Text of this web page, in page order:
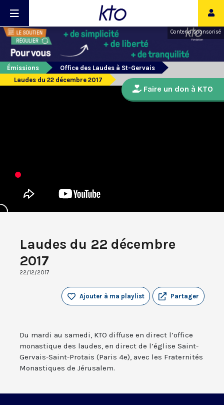
Contenu sponsorisé
Émissions
Office des Laudes à St-Gervais
Laudes du 22 décembre 2017
Laudes du 22 décembre
2017
22/12/2017
Partager
Ajouter à ma playlist
Du mardi au samedi, KTO diffuse en direct l’office
monastique des laudes, en direct de l’église Saint-
Gervais-Saint-Protais (Paris 4e), avec les Fraternités
Monastiques de Jérusalem.
Faire un don à KTO